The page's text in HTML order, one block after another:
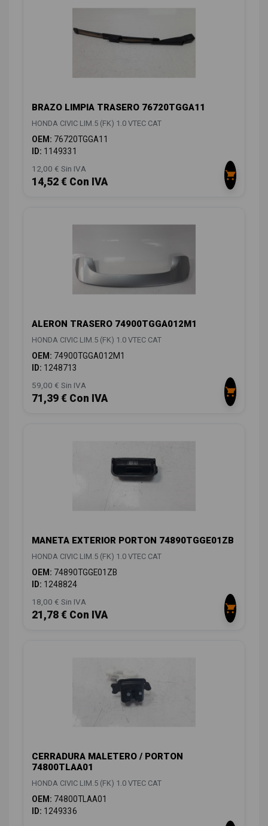
BRAZO LIMPIA TRASERO 76720TGGA11
HONDA CIVIC LIM.5 (FK) 1.0 VTEC CAT
OEM: 76720TGGA11
ID: 1149331
12,00 € Sin IVA
14,52 € Con IVA
ALERON TRASERO 74900TGGA012M1
HONDA CIVIC LIM.5 (FK) 1.0 VTEC CAT
OEM: 74900TGGA012M1
ID: 1248713
59,00 € Sin IVA
71,39 € Con IVA
MANETA EXTERIOR PORTON 74890TGGE01ZB
HONDA CIVIC LIM.5 (FK) 1.0 VTEC CAT
OEM: 74890TGGE01ZB
ID: 1248824
18,00 € Sin IVA
21,78 € Con IVA
CERRADURA MALETERO / PORTON
74800TLAA01
HONDA CIVIC LIM.5 (FK) 1.0 VTEC CAT
OEM: 74800TLAA01
ID: 1249336